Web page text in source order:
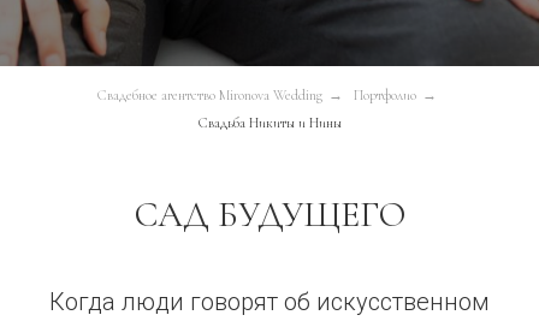
Свадебное агентство Mironova Wedding → Портфолио →
Свадьба Никиты и Нины
САД БУДУЩЕГО
Когда люди говорят об искусственном